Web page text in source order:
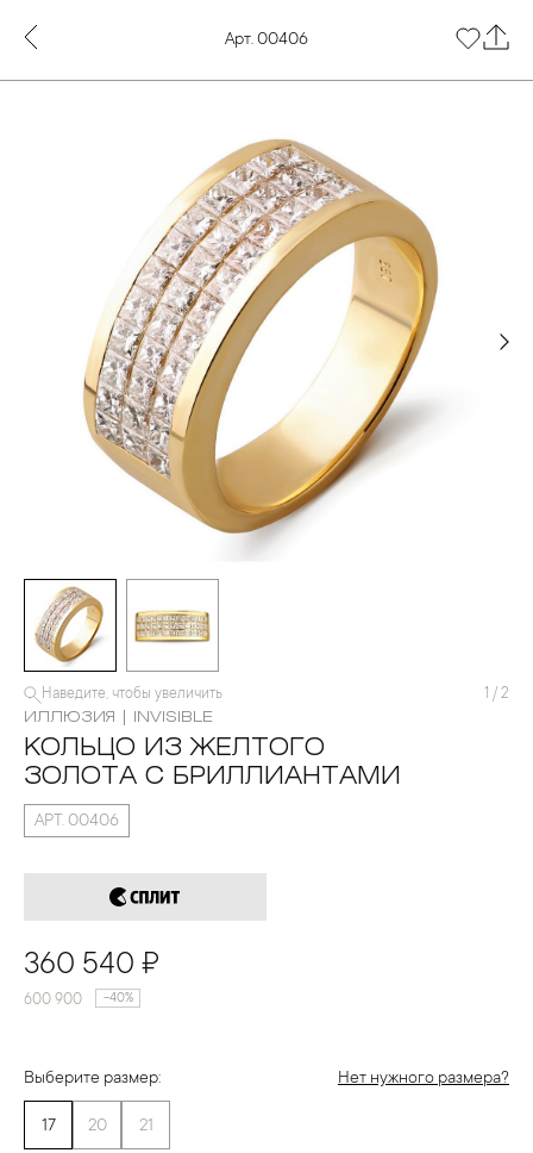
Арт. 00406
Наведите, чтобы увеличить 1 / 2
ИЛЛЮЗИЯ | INVISIBLE
КОЛЬЦО ИЗ ЖЕЛТОГО
ЗОЛОТА С БРИЛЛИАНТАМИ
АРТ. 00406
360 540 ₽
600 900 -40%
Выберите размер: Нет нужного размера?
17 20 21